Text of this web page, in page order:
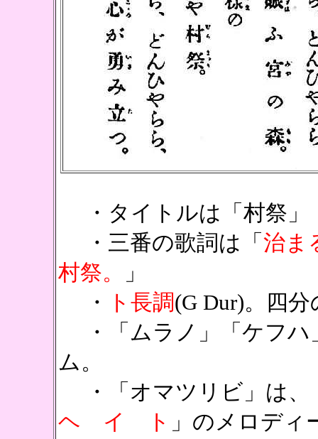
・タイトルは「村祭」
・三番の歌詞は「 治ま
村祭。
」
・
ト長調(G Dur)。四
・「ムラノ」「ケフハ
ム。
・「オマツリビ」は、
ヘ イ ト 」のメロディ